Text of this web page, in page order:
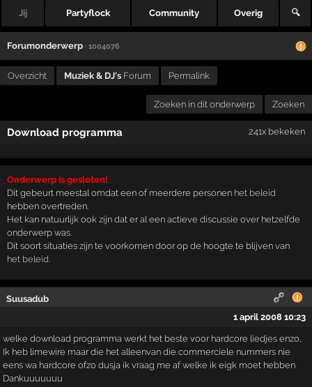
Jij Partyflock Community Overig 🔍
Forumonderwerp · 1004076
Overzicht Muziek & DJ's Forum Permalink
Zoeken in dit onderwerp Zoeken
Download programma 241x bekeken
Onderwerp is gesloten!
Dit gebeurt meestal omdat een of meerdere personen het beleid
hebben overtreden.
Het kan natuurlijk ook zijn dat er al een actieve discussie over hetzelfde
onderwerp was.
Dit soort situaties zijn te voorkomen door op de hoogte te blijven van
het beleid
Suusadub
1 april 2008 10:23
welke download programma werkt het beste voor hardcore liedjes enzo,
Ik heb limewire maar die het alleenvan die commerciele nummers nie
eens wa hardcore ofzo dusja ik vraag me af welke ik eigk moet hebben
Dankuuuuuuu